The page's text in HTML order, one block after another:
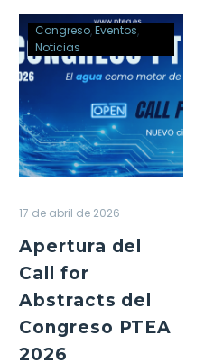
Apertura
Call
Abstracts
del
Congreso
PTEA
2026
Congreso Eventos
Noticias
17 de abril de 2026
Apertura del
Call for
Abstracts del
Congreso PTEA
2026